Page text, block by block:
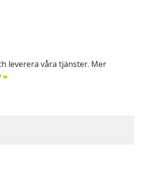
leverera våra tjänster. Mer
»